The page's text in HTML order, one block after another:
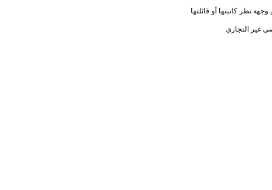
نظر كاتبتها أو قائلتها
غير التجاري